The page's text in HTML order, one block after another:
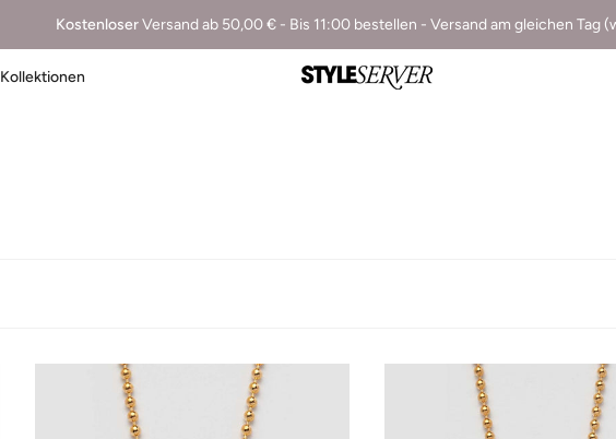
KostenloserVersand ab 50,00 € - Bis 11:00 bestellen - Versand am gleichen Tag
Kollektionen